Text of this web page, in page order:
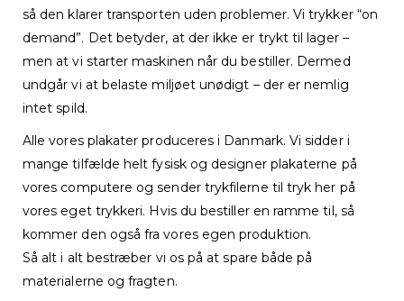
så den klarer transporten uden problemer. Vi trykker “on
demand”. Det betyder, at der ikke er trykt til lager –
men at vi starter maskinen når du bestiller. Dermed
undgår vi at belaste miljøet unødigt – der er nemlig
intet spild.
Alle vores plakater produceres i Danmark. Vi sidder i
mange tilfælde helt fysisk og designer plakaterne på
vores computere og sender trykfilerne til tryk her på
vores eget trykkeri. Hvis du bestiller en ramme til, så
kommer den også fra vores egen produktion.
Så alt i alt bestræber vi os på at spare både på
materialerne og fragten.